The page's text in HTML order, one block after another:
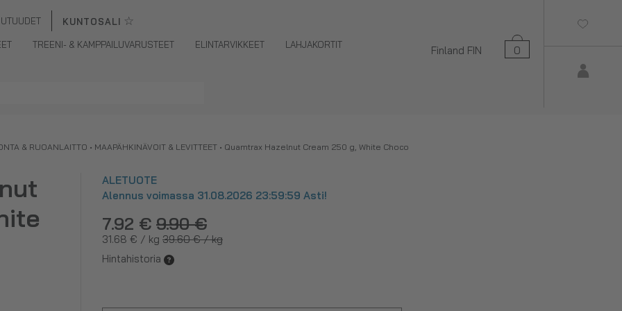
KUNTOSALI ☆
TREENI- & KAMPPAILUVARUSTEET ELINTARVIKKEET LAHJAKORTIT 0
Finland FIN
& RUOANLAITTO • MAAPÄHKINÄVOIT & LEVITTEET • Quamtrax Hazelnut Cream 250 g, White Choco
ALETUOTE
Alennus voimassa 31.08.2026 23:59:59 Asti!
7.92 € 9.90 €
31.68 € / kg 39.60 € / kg
Hintahistoria